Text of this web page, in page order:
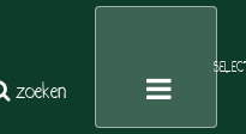
zoeken